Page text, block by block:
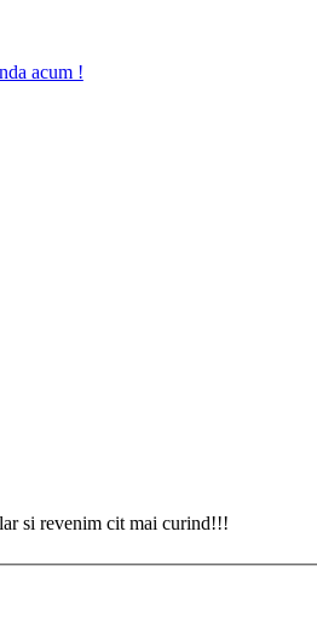
acum !
si revenim cit mai curind!!!